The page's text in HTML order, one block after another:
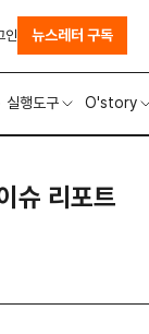
실행도구 O'story
인 뉴스레터 구독
슈 리포트